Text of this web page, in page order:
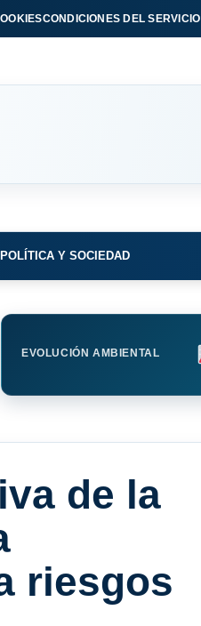
CONDICIONES DEL SERVICIO
POLÍTICA Y SOCIEDAD
EVOLUCIÓN AMBIENTAL
de la
riesgos